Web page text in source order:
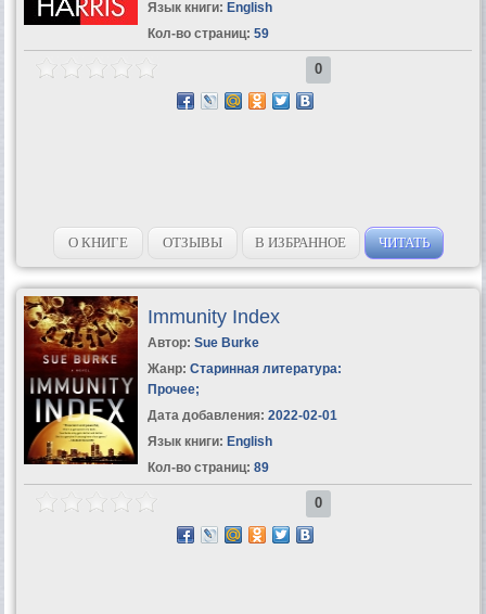
Язык книги: English
Кол-во страниц: 59
0
О КНИГЕ ОТЗЫВЫ В ИЗБРАННОЕ ЧИТАТЬ
Immunity Index
Автор: Sue Burke
Жанр: Старинная литература:
Прочее;
Дата добавления: 2022-02-01
Язык книги: English
Кол-во страниц: 89
0